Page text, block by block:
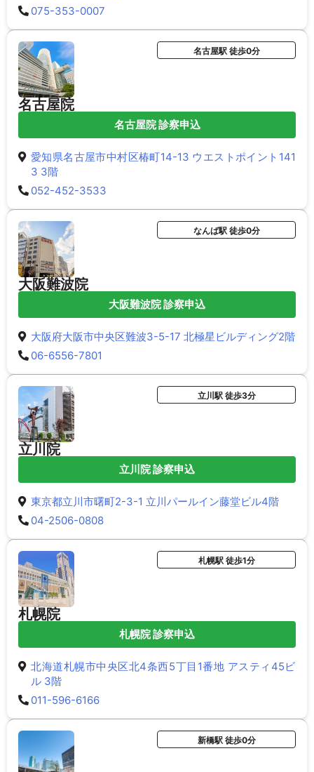
075-353-0007
名古屋院
名古屋駅 徒歩0分
名古屋院 診察申込
愛知県名古屋市中村区椿町14-13 ウエストポイント141
3 3階
052-452-3533
大阪難波院
なんば駅 徒歩0分
大阪難波院 診察申込
大阪府大阪市中央区難波3-5-17 北極星ビルディング2階
06-6556-7801
立川院
立川駅 徒歩3分
立川院 診察申込
東京都立川市曙町2-3-1 立川パールイン藤堂ビル4階
04-2506-0808
札幌院
札幌駅 徒歩1分
札幌院 診察申込
北海道札幌市中央区北4条西5丁目1番地 アスティ45ビ
ル 3階
011-596-6166
新橋駅 徒歩0分